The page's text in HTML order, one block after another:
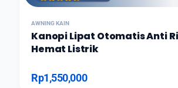
AWNING KAIN
Kanopi Lipat Otomatis Anti
Hemat Listrik
Rp1,550,000